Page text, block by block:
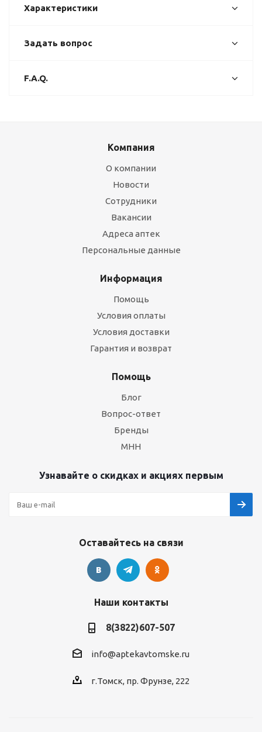
Характеристики
Задать вопрос
F.A.Q.
Компания
О компании
Новости
Сотрудники
Вакансии
Адреса аптек
Персональные данные
Информация
Помощь
Условия оплаты
Условия доставки
Гарантия и возврат
Помощь
Блог
Вопрос-ответ
Бренды
МНН
Узнавайте о скидках и акциях первым
Оставайтесь на связи
Наши контакты
8(3822)607-507
info@aptekavtomske.ru
г.Томск, пр. Фрунзе, 222